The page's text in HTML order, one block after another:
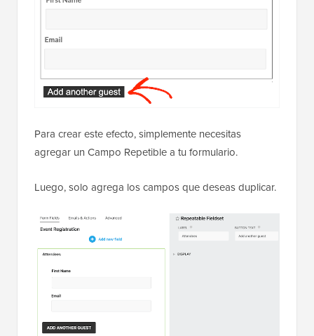
Para crear este efecto, simplemente necesitas
agregar un Campo Repetible a tu formulario.
Luego, solo agrega los campos que deseas duplicar.